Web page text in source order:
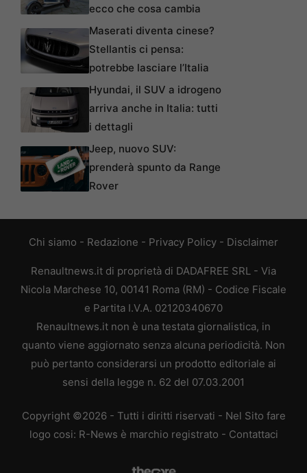
ecco che cosa cambia
Maserati diventa cinese?
Stellantis ci pensa:
potrebbe lasciare l’Italia
Hyundai, il SUV a idrogeno
arriva anche in Italia: tutti
i dettagli
Jeep, nuovo SUV:
prenderà spunto da Range
Rover
Chi siamo - Redazione - Privacy Policy - Disclaimer
Renaultnews.it di proprietà di DADAFREE SRL - Via
Nicola Marchese 10, 00141 Roma (RM) - Codice Fiscale
e Partita I.V.A. 02120340670
Renaultnews.it non è una testata giornalistica, in
quanto viene aggiornato senza alcuna periodicità. Non
può pertanto considerarsi un prodotto editoriale ai
sensi della legge n. 62 del 07.03.2001
Copyright ©2026 - Tutti i diritti riservati - Nel Sito fare
logo cosi: R-News è marchio registrato - Contattaci